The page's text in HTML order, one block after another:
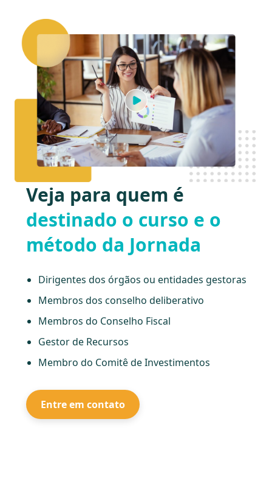
Veja para quem é
destinado o curso e o
método da Jornada
Dirigentes dos órgãos ou entidades gestoras
Membros dos conselho deliberativo
Membros do Conselho Fiscal
Gestor de Recursos
Membro do Comitê de Investimentos
Entre em contato